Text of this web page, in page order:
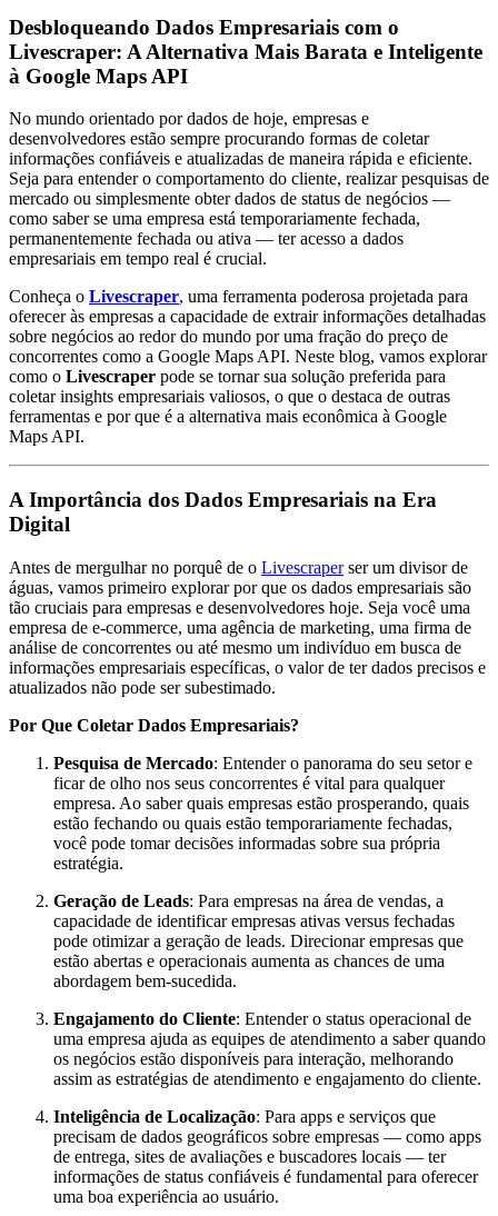
Desbloqueando Dados Empresariais com o
Livescraper: A Alternativa Mais Barata e Inteligente
à Google Maps API
No mundo orientado por dados de hoje, empresas e
desenvolvedores estão sempre procurando formas de coletar
informações confiáveis e atualizadas de maneira rápida e eficiente.
Seja para entender o comportamento do cliente, realizar pesquisas de
mercado ou simplesmente obter dados de status de negócios —
como saber se uma empresa está temporariamente fechada,
permanentemente fechada ou ativa — ter acesso a dados
empresariais em tempo real é crucial.
Conheça o Livescraper, uma ferramenta poderosa projetada para
oferecer às empresas a capacidade de extrair informações detalhadas
sobre negócios ao redor do mundo por uma fração do preço de
concorrentes como a Google Maps API. Neste blog, vamos explorar
como o Livescraper pode se tornar sua solução preferida para
coletar insights empresariais valiosos, o que o destaca de outras
ferramentas e por que é a alternativa mais econômica à Google
Maps API.
A Importância dos Dados Empresariais na Era
Digital
Antes de mergulhar no porquê de o Livescraperser um divisor de
águas, vamos primeiro explorar por que os dados empresariais são
tão cruciais para empresas e desenvolvedores hoje. Seja você uma
empresa de e-commerce, uma agência de marketing, uma firma de
análise de concorrentes ou até mesmo um indivíduo em busca de
informações empresariais específicas, o valor de ter dados precisos e
atualizados não pode ser subestimado.
Por Que Coletar Dados Empresariais?
Pesquisa de Mercado: Entender o panorama do seu setor e
ficar de olho nos seus concorrentes é vital para qualquer
empresa. Ao saber quais empresas estão prosperando, quais
estão fechando ou quais estão temporariamente fechadas,
você pode tomar decisões informadas sobre sua própria
estratégia.
Geração de Leads: Para empresas na área de vendas, a
capacidade de identificar empresas ativas versus fechadas
pode otimizar a geração de leads. Direcionar empresas que
estão abertas e operacionais aumenta as chances de uma
abordagem bem-sucedida.
Engajamento do Cliente: Entender o status operacional de
uma empresa ajuda as equipes de atendimento a saber quando
os negócios estão disponíveis para interação, melhorando
assim as estratégias de atendimento e engajamento do cliente.
Inteligência de Localização: Para apps e serviços que
precisam de dados geográficos sobre empresas — como apps
de entrega, sites de avaliações e buscadores locais — ter
informações de status confiáveis é fundamental para oferecer
uma boa experiência ao usuário.